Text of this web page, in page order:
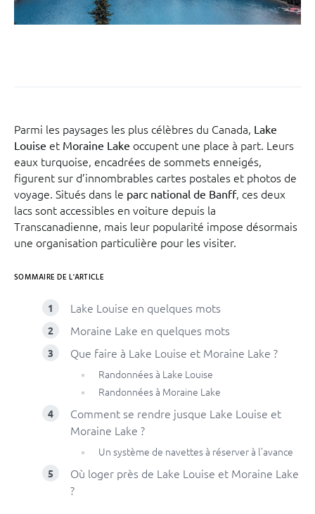
Parmi les paysages les plus célèbres du Canada, Lake
Louise et Moraine Lake occupent une place à part. Leurs
eaux turquoise, encadrées de sommets enneigés,
figurent sur d’innombrables cartes postales et photos de
voyage. Situés dans le parc national de Banff, ces deux
lacs sont accessibles en voiture depuis la
Transcanadienne, mais leur popularité impose désormais
une organisation particulière pour les visiter.
SOMMAIRE DE L'ARTICLE
Lake Louise en quelques mots
Moraine Lake en quelques mots
Que faire à Lake Louise et Moraine Lake ?
Randonnées à Lake Louise
Randonnées à Moraine Lake
Comment se rendre jusque Lake Louise et
Moraine Lake ?
Un système de navettes à réserver à l’avance
Où loger près de Lake Louise et Moraine Lake
?